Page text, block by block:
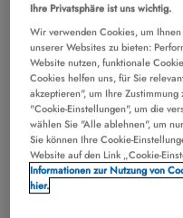
unsere Website
wer Sie sind.
Wir erheben und
Zugriffsdaten, die
technischen
Website
verwendetem
Ihre Privatsphäre ist uns wichtig.
Wir verwenden Cookies, um
unserer Websites zu bieten:
Website nutzen, funktionale
Cookies helfen uns, für Sie
akzeptieren", um Ihre
"Cookie-Einstellungen", um die
wählen Sie "Alle ablehnen", um
Sie können Ihre Cookie-
Website auf den Link „Cookie-
Informationen zur Nutzung von
hier.